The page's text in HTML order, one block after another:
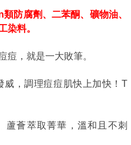
防腐劑、二苯酮、礦物油、
染料。
痘，就是一大敗筆。
威，調理痘痘肌快上加快！T
蘆薈萃取菁華，溫和且不刺